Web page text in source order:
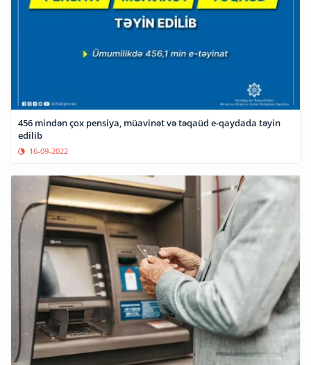
456 mindən çox pensiya, müavinət və təqaüd e-qaydada təyin
edilib
16-09-2022